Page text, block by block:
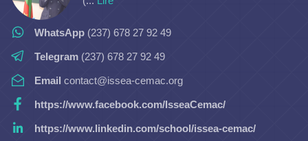
WhatsApp (237) 678 27 92 49
Telegram (237) 678 27 92 49
Email contact@issea-cemac.org
https://www.facebook.com/IsseaCemac/
https://www.linkedin.com/school/issea-cemac/